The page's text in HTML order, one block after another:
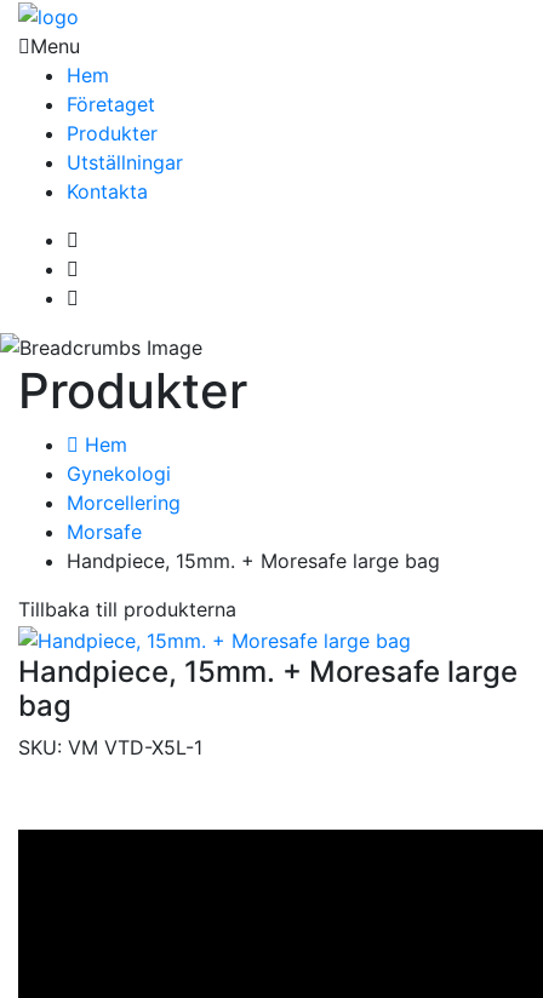
Menu
Hem
Företaget
Produkter
Utställningar
Kontakta
Produkter
Hem
Gynekologi
Morcellering
Morsafe
Handpiece, 15mm. + Moresafe large bag
Tillbaka till produkterna
Handpiece, 15mm. + Moresafe large
bag
SKU: VM VTD-X5L-1